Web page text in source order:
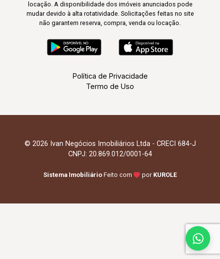
locação. A disponibilidade dos imóveis anunciados pode
mudar devido à alta rotatividade. Solicitações feitas no site
não garantem reserva, compra, venda ou locação.
Política de Privacidade
Termo de Uso
© 2026 Ivan Negócios Imobiliários Ltda - CRECI 684-J
CNPJ: 20.869.012/0001-64
Sistema Imobiliário Feito com por KUROLE